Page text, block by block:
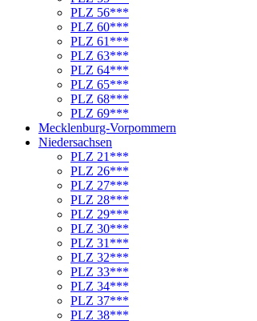
PLZ 56***
PLZ 60***
PLZ 61***
PLZ 63***
PLZ 64***
PLZ 65***
PLZ 68***
PLZ 69***
Mecklenburg-Vorpommern
Niedersachsen
PLZ 21***
PLZ 26***
PLZ 27***
PLZ 28***
PLZ 29***
PLZ 30***
PLZ 31***
PLZ 32***
PLZ 33***
PLZ 34***
PLZ 37***
PLZ 38***